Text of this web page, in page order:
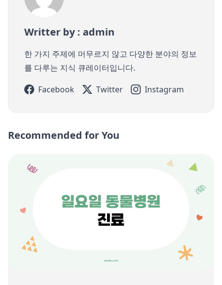
Writter by : admin
한 가지 주제에 머무르지 않고 다양한 분야의 정보
를 다루는 지식 큐레이터입니다.
Facebook
Twitter Instagram
Recommended for You